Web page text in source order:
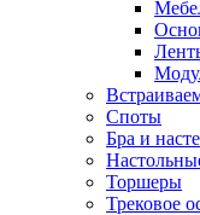
Споты
Бра и
Торшеры
Трековое